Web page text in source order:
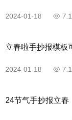
2024-01-18
立春啦手抄报模板
2024-01-18
24节气手抄报立春